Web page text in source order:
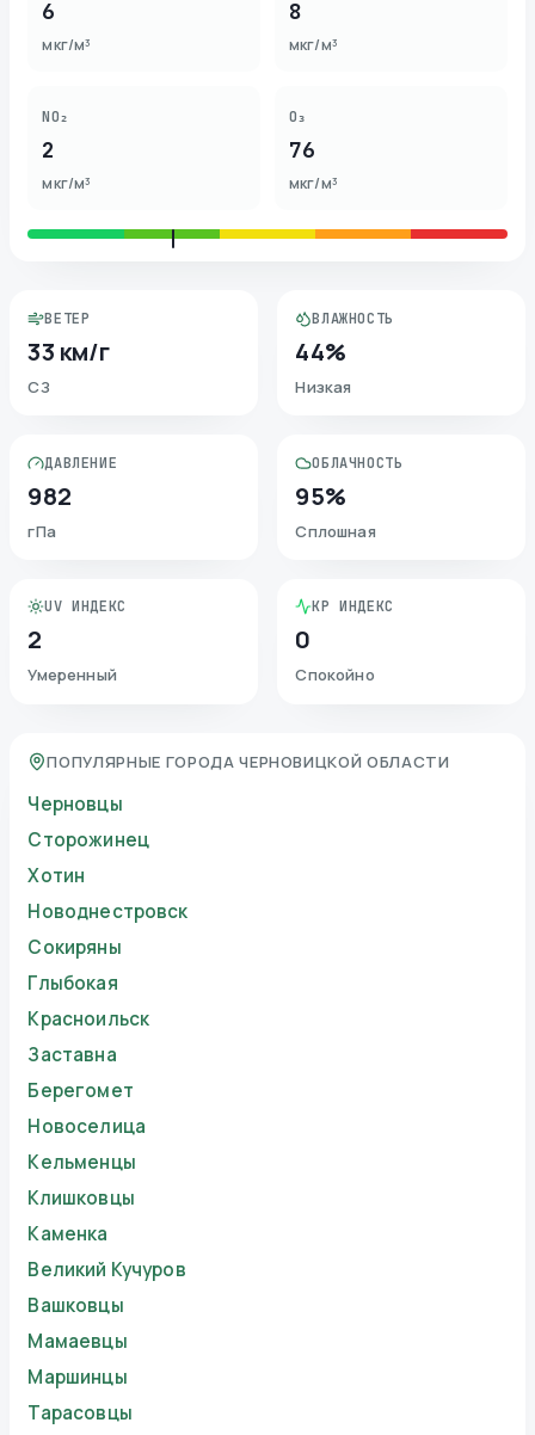
6
мкг/м³
8
мкг/м³
NO₂
2
мкг/м³
O₃
76
мкг/м³
ВЕТЕР
33 км/г
СЗ
ВЛАЖНОСТЬ
44%
Низкая
ДАВЛЕНИЕ
982
гПа
ОБЛАЧНОСТЬ
95%
Сплошная
UV ИНДЕКС
2
Умеренный
KP ИНДЕКС
0
Спокойно
ПОПУЛЯРНЫЕ ГОРОДА ЧЕРНОВИЦКОЙ ОБЛАСТИ
Черновцы
Сторожинец
Хотин
Новоднестровск
Сокиряны
Глыбокая
Красноильск
Заставна
Берегомет
Новоселица
Кельменцы
Клишковцы
Каменка
Великий Кучуров
Вашковцы
Мамаевцы
Маршинцы
Тарасовцы